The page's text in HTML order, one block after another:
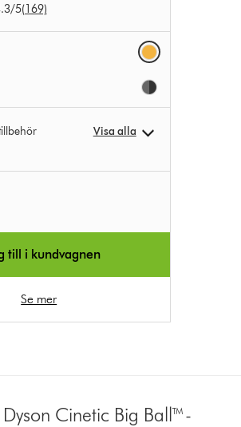
169 Ratings
/5(169)
Options
Visa alla
till i kundvagnen
Se mer
Cinetic Big Ball™-